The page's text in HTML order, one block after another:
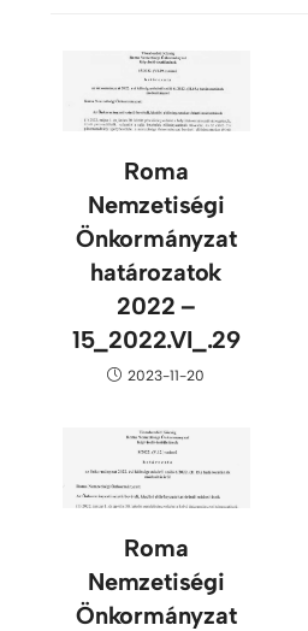
Roma
Nemzetiségi
Önkormányzat
határozatok
2022 –
15_2022.VI_.29
2023-11-20
Roma
Nemzetiségi
Önkormányzat